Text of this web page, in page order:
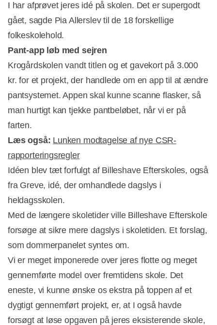
Annonce
I har afprøvet jeres idé på skolen. Det er supergodt
gået, sagde Pia Allerslev til de 18 forskellige
folkeskolehold.
Pant-app løb med sejren
Krogårdskolen vandt titlen og et gavekort på 3.000
kr. for et projekt, der handlede om en app til at ændre
pantsystemet. Appen skal kunne scanne flasker, så
man hurtigt kan tjekke pantbeløbet, når vi er på
farten.
Læs også: Lunken modtagelse af nye CSR-
rapporteringsregler
Idéen blev tæt forfulgt af Billeshave Efterskoles, også
fra Greve, idé, der omhandlede dagslys i
heldagsskolen.
Med de længere skoletider ville Billeshave Efterskole
forsøge at sikre mere dagslys i skoletiden. Et forslag,
som dommerpanelet syntes om.
Vi er meget imponerede over jeres flotte og meget
gennemførte model over fremtidens skole. Det
eneste, vi kunne ønske os ekstra på toppen af et
dygtigt gennemført projekt, er, at I også havde
forsøgt at løse opgaven på jeres eksisterende skole,